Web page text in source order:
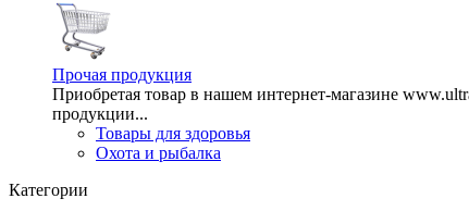
Прочая продукция
Приобретая товар в нашем интернет-магазине
продукции...
Товары для здоровья
Охота и рыбалка
Категории